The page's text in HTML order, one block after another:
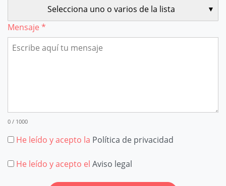
Selecciona uno o varios de la lista
Mensaje *
0 / 1000
He leído y acepto la Política de privacidad
He leído y acepto el Aviso legal